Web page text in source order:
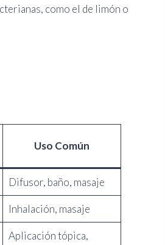
como el de limón o
Uso Común
Difusor, baño, masaje
Inhalación, masaje
Aplicación tópica,